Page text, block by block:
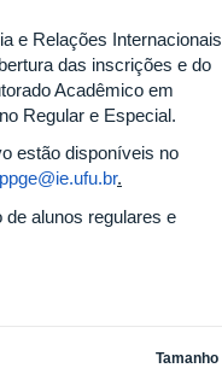
e Relações Internacionais
das inscrições e do
Acadêmico em
Regular e Especial.
estão disponíveis no
.
alunos regulares e
Tamanho